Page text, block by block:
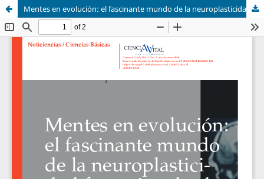
Mentes en evolución: el fascinante mundo de la neuroplasticidad femenina desde la gestación hasta el postparto